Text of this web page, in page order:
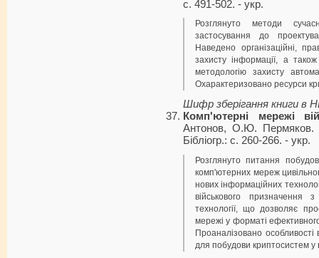
с. 491-502. - укp.
Розглянуто методи
застосування до
Наведено організаційні,
захисту інформації, а
методологію захисту
Охарактеризовано ресурси
Шифр зберігання книги в
Комп'ютерні мережі
Антонов, О.Ю.
Бібліогр.: с. 260-266. - укp.
Розглянуто питання
комп'ютерних мереж
нових інформаційних
військового призначення
технології, що дозволяє
мережі у форматі
Проаналізовано особливості
для побудови криптосистем у